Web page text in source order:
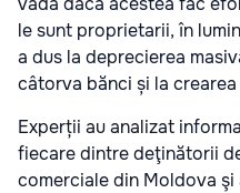
le sunt proprietarii, în
a dus la deprecierea
câtorva bănci și la
Experții au analizat
fiecare dintre deţinătorii
comerciale din Moldova